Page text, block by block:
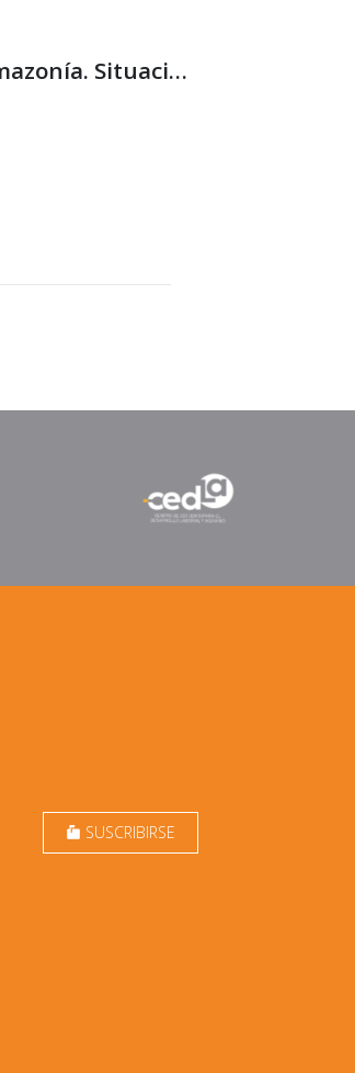
Reflexiones urgentes sobre la Amazonía. Situación actual, riesgos y perspectivas
markunread_mailbox SUSCRIBIRSE